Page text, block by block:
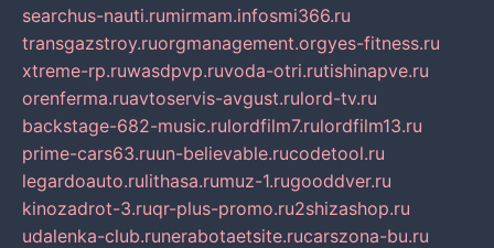
searchus-nauti.rumirmam.infosmi366.ru
transgazstroy.ruorgmanagement.orgyes-fitness.ru
xtreme-rp.ruwasdpvp.ruvoda-otri.rutishinapve.ru
orenferma.ruavtoservis-avgust.rulord-tv.ru
backstage-682-music.rulordfilm7.rulordfilm13.ru
prime-cars63.ruun-believable.rucodetool.ru
legardoauto.rulithasa.rumuz-1.rugooddver.ru
kinozadrot-3.ruqr-plus-promo.ru2shizashop.ru
udalenka-club.runerabotaetsite.rucarszona-bu.ru